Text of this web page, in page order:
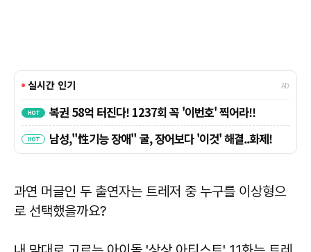
과연 머글인 두 출연자는 트레저 중 누구를 이상형으
로 선택했을까요?